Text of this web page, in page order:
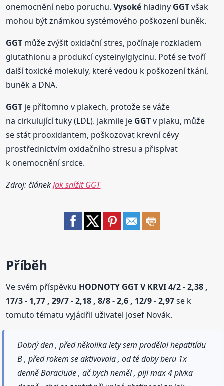
onemocnění nebo poruchu.Vysoké hladiny GGTvšak
mohou být známkou systémového poškození buněk.
GGT může zvýšit oxidační stres, počínaje rozkladem
glutathionu a produkcí cysteinylglycinu. Poté se tvoří
další toxické molekuly, které vedou k poškození tkání,
buněk a DNA.
GGT je přítomno v plakech, protože se váže
na cirkulující tuky (LDL). Jakmile je GGTv plaku, může
se stát prooxidantem, poškozovat krevní cévy
prostřednictvím oxidačního stresu a přispívat
k onemocnění srdce.
Zdroj: článekJak snížit GGT
Příběh
Ve svém příspěvku HODNOTY GGT V KRVI 4/2 - 2,38 ,
17/3 - 1,77 , 29/7 - 2,18 , 8/8 - 2,6 , 12/9 - 2,97se k
tomuto tématu vyjádřil uživatel Josef Novák.
Dobrý den , před několika lety sem prodělal hepatitídu
B , před rokem se aktivovala , od té doby beru 1x
denně Baraclude , ač bych neměl , piji max 4 pivka